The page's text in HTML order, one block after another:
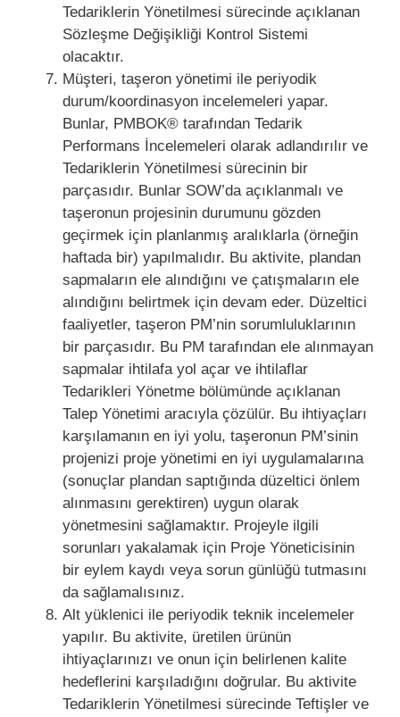
Tedariklerin Yönetilmesi sürecinde açıklanan
Sözleşme Değişikliği Kontrol Sistemi
olacaktır.
Müşteri, taşeron yönetimi ile periyodik
durum/koordinasyon incelemeleri yapar.
Bunlar, PMBOK® tarafından Tedarik
Performans İncelemeleri olarak adlandırılır ve
Tedariklerin Yönetilmesi sürecinin bir
parçasıdır. Bunlar SOW’da açıklanmalı ve
taşeronun projesinin durumunu gözden
geçirmek için planlanmış aralıklarla (örneğin
haftada bir) yapılmalıdır. Bu aktivite, plandan
sapmaların ele alındığını ve çatışmaların ele
alındığını belirtmek için devam eder. Düzeltici
faaliyetler, taşeron PM’nin sorumluluklarının
bir parçasıdır. Bu PM tarafından ele alınmayan
sapmalar ihtilafa yol açar ve ihtilaflar
Tedarikleri Yönetme bölümünde açıklanan
Talep Yönetimi aracıyla çözülür. Bu ihtiyaçları
karşılamanın en iyi yolu, taşeronun PM’sinin
projenizi proje yönetimi en iyi uygulamalarına
(sonuçlar plandan saptığında düzeltici önlem
alınmasını gerektiren) uygun olarak
yönetmesini sağlamaktır. Projeyle ilgili
sorunları yakalamak için Proje Yöneticisinin
bir eylem kaydı veya sorun günlüğü tutmasını
da sağlamalısınız.
Alt yüklenici ile periyodik teknik incelemeler
yapılır. Bu aktivite, üretilen ürünün
ihtiyaçlarınızı ve onun için belirlenen kalite
hedeflerini karşıladığını doğrular. Bu aktivite
Tedariklerin Yönetilmesi sürecinde Teftişler ve